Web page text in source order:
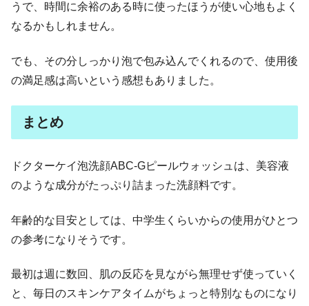
うで、時間に余裕のある時に使ったほうが使い心地もよく
なるかもしれません。
でも、その分しっかり泡で包み込んでくれるので、使用後
の満足感は高いという感想もありました。
まとめ
ドクターケイ泡洗顔ABC-Gピールウォッシュは、美容液
のような成分がたっぷり詰まった洗顔料です。
年齢的な目安としては、中学生くらいからの使用がひとつ
の参考になりそうです。
最初は週に数回、肌の反応を見ながら無理せず使っていく
と、毎日のスキンケアタイムがちょっと特別なものになり